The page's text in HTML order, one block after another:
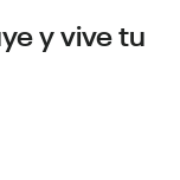
y vive tu